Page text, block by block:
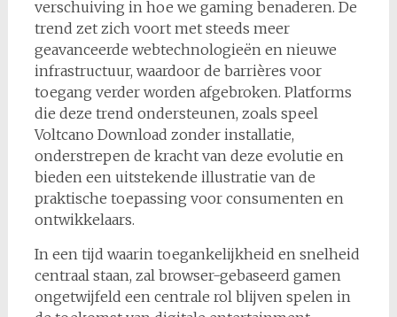
verschuiving in hoe we gaming benaderen. De
trend zet zich voort met steeds meer
geavanceerde webtechnologieën en nieuwe
infrastructuur, waardoor de barrières voor
toegang verder worden afgebroken. Platforms
die deze trend ondersteunen, zoals speel
Voltcano Download zonder installatie,
onderstrepen de kracht van deze evolutie en
bieden een uitstekende illustratie van de
praktische toepassing voor consumenten en
ontwikkelaars.
In een tijd waarin toegankelijkheid en snelheid
centraal staan, zal browser-gebaseerd gamen
ongetwijfeld een centrale rol blijven spelen in